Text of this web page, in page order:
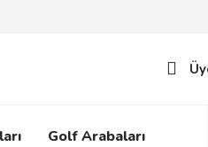
Golf Arabaları